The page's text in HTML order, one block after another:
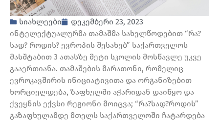
სიახლეები
დეკემბერი 23, 2023
ინტელექტუალურმა თამაშმა სახელწოდებით “რა?
სად? როდის? ევროპის შესახებ” საქართველოს
მასშტაბით 3 ათასზე მეტი სკოლის მოსწავლე უკვე
გააერთიანა. თამაშების მარათონი, რომელიც
ევროკავშირის ინიციატივითა და ორგანიზებით
ხორციელდება, ზაფხულში აჭარიდან დაიწყო და
ქვეყნის ექვსი რეგიონი მოიცვა; “რა?სად?როდის”
გაზაფხულამდე მთელს საქართველოში ჩატარდება